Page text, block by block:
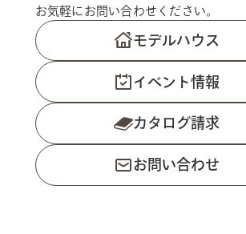
お気軽にお問い合わせください。
モデルハウス
イベント情報
カタログ請求
お問い合わせ